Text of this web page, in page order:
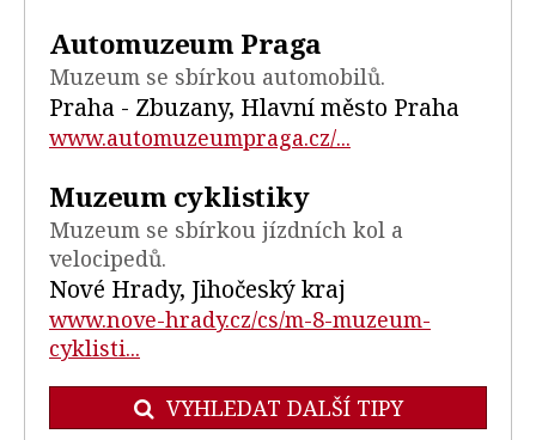
Automuzeum Praga
Muzeum se sbírkou automobilů.
Praha - Zbuzany, Hlavní město Praha
www.automuzeumpraga.cz/...
Muzeum cyklistiky
Muzeum se sbírkou jízdních kol a
velocipedů.
Nové Hrady, Jihočeský kraj
www.nove-hrady.cz/cs/m-8-muzeum-
cyklisti...
VYHLEDAT DALŠÍ TIPY